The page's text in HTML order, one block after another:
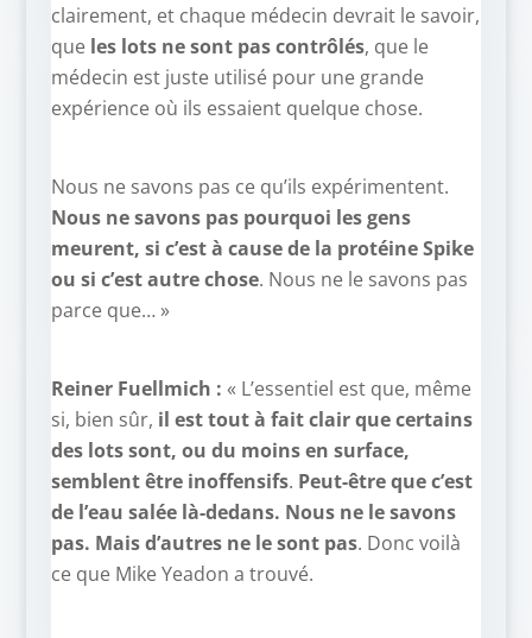
clairement, et chaque médecin devrait le savoir,
que les lots ne sont pas contrôlés, que le
médecin est juste utilisé pour une grande
expérience où ils essaient quelque chose.
Nous ne savons pas ce qu’ils expérimentent.
Nous ne savons pas pourquoi les gens
meurent, si c’est à cause de la protéine Spike
ou si c’est autre chose. Nous ne le savons pas
parce que… »
Reiner Fuellmich : « L’essentiel est que, même
si, bien sûr, il est tout à fait clair que certains
des lots sont, ou du moins en surface,
semblent être inoffensifs. Peut-être que c’est
de l’eau salée là-dedans. Nous ne le savons
pas. Mais d’autres ne le sont pas. Donc voilà
ce que Mike Yeadon a trouvé.